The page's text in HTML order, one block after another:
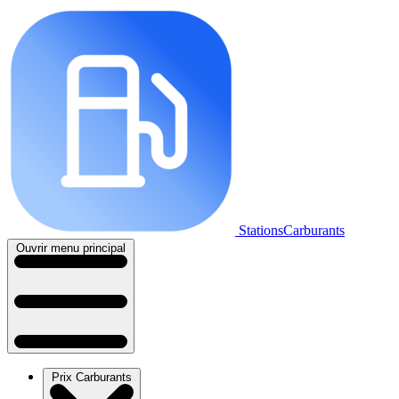
StationsCarburants
Ouvrir menu principal
Prix Carburants